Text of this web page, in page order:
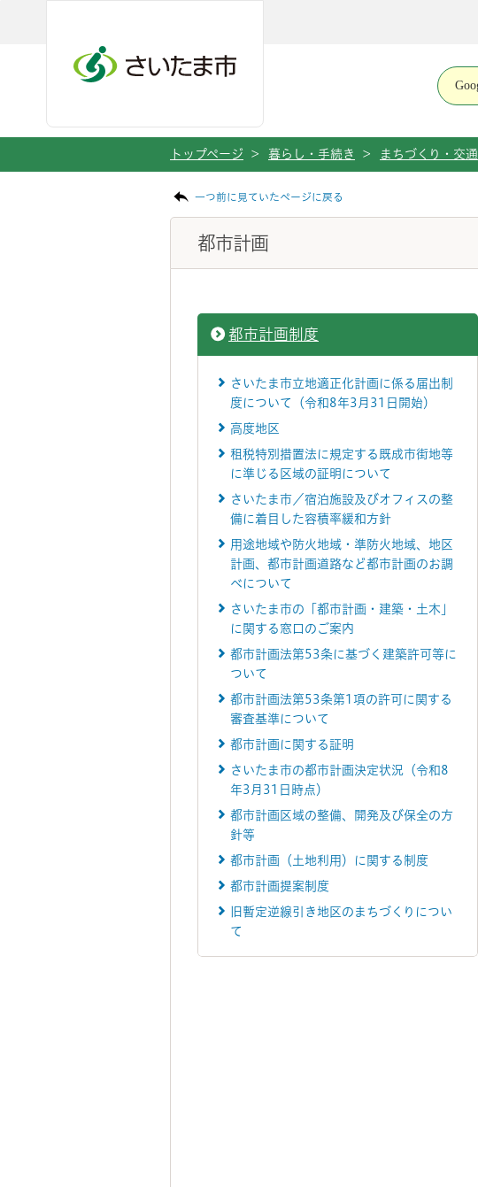
トップページ > 暮らし・手続き > まちづくり・交通
一つ前に見ていたページに戻る
都市計画
都市計画制度
さいたま市立地適正化計画に係る届出制
度について（令和8年3月31日開始）
高度地区
租税特別措置法に規定する既成市街地等
に準じる区域の証明について
さいたま市／宿泊施設及びオフィスの整
備に着目した容積率緩和方針
用途地域や防火地域・準防火地域、地区
計画、都市計画道路など都市計画のお調
べについて
さいたま市の「都市計画・建築・土木」
に関する窓口のご案内
都市計画法第53条に基づく建築許可等に
ついて
都市計画法第53条第1項の許可に関する
審査基準について
都市計画に関する証明
さいたま市の都市計画決定状況（令和8
年3月31日時点）
都市計画区域の整備、開発及び保全の方
針等
都市計画（土地利用）に関する制度
都市計画提案制度
旧暫定逆線引き地区のまちづくりについ
て